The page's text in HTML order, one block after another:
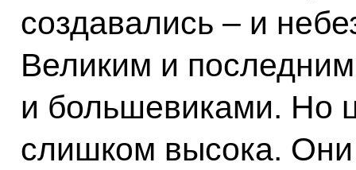
создавались – и
Великим и
и большевиками. Но
слишком высока. Они